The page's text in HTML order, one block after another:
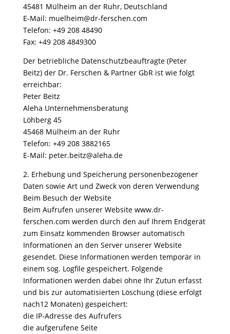
45481 Mülheim an der Ruhr, Deutschland
E-Mail: muelheim@dr-ferschen.com
Telefon: +49 208 48490
Fax: +49 208 4849300
Der betriebliche Datenschutzbeauftragte (Peter
Beitz) der Dr. Ferschen & Partner GbR ist wie folgt
erreichbar:
Peter Beitz
Aleha Unternehmensberatung
Löhberg 45
45468 Mülheim an der Ruhr
Telefon: +49 208 3882165
E-Mail: peter.beitz@aleha.de
2. Erhebung und Speicherung personenbezogener
Daten sowie Art und Zweck von deren Verwendung
Beim Besuch der Website
Beim Aufrufen unserer Website www.dr-
ferschen.com werden durch den auf Ihrem Endgerät
zum Einsatz kommenden Browser automatisch
Informationen an den Server unserer Website
gesendet. Diese Informationen werden temporär in
einem sog. Logfile gespeichert. Folgende
Informationen werden dabei ohne Ihr Zutun erfasst
und bis zur automatisierten Löschung (diese erfolgt
nach12 Monaten) gespeichert:
die IP-Adresse des Aufrufers
die aufgerufene Seite